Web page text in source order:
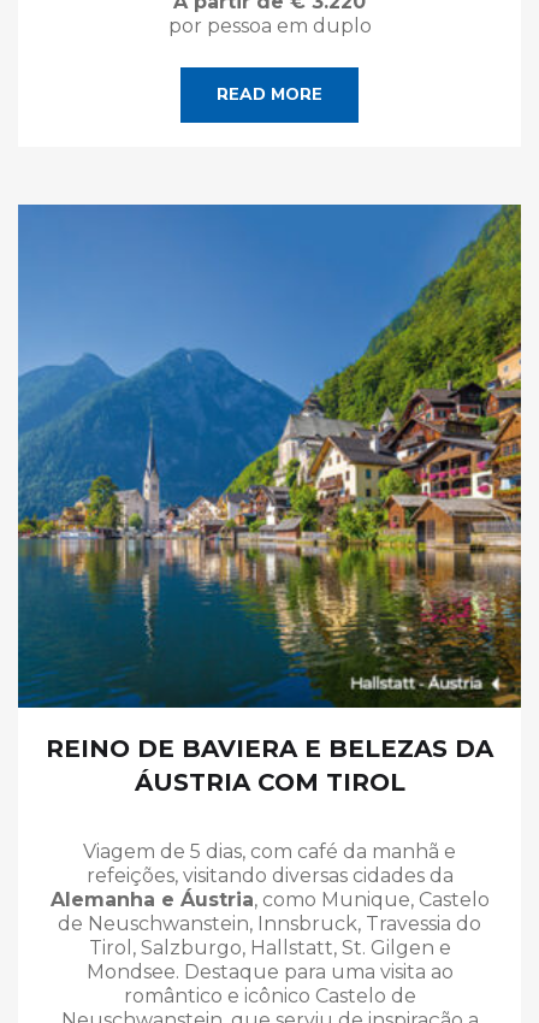
por pessoa em duplo
READ MORE
REINO DE BAVIERA E BELEZAS DA
ÁUSTRIA COM TIROL
Viagem de 5 dias, com café da manhã e
refeições, visitando diversas cidades da
Alemanha e Áustria, como Munique, Castelo
de Neuschwanstein, Innsbruck, Travessia do
Tirol, Salzburgo, Hallstatt, St. Gilgen e
Mondsee. Destaque para uma visita ao
romântico e icônico Castelo de